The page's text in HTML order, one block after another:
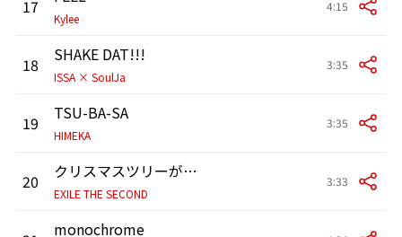
17
Kylee
4:15
18 SHAKE DAT!!!
ISSA × SoulJa
3:35
19 TSU-BA-SA
HIMEKA
3:35
20 クリスマスツリーが綺麗だから
EXILE THE SECOND
3:33
monochrome